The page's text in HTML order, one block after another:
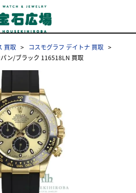
買取
コスモグラフ デイトナ 買取
ン/ブラック 116518LN 買取